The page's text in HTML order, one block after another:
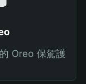
Oreo 保駕護